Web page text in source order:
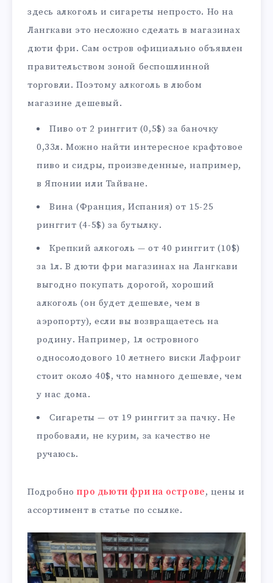
здесь алкоголь и сигареты непросто. Но на
Лангкави это несложно сделать в магазинах
дюти фри. Сам остров официально объявлен
правительством зоной беспошлинной
торговли. Поэтому алкоголь в любом
магазине дешевый.
Пиво от 2 ринггит (0,5$) за баночку
0,33л. Можно найти интересное крафтовое
пиво и сидры, произведенные, например,
в Японии или Тайване.
Вина (Франция, Испания) от 15-25
ринггит (4-5$) за бутылку.
Крепкий алкоголь — от 40 ринггит (10$)
за 1л. В дюти фри магазинах на Лангкави
выгодно покупать дорогой, хороший
алкоголь (он будет дешевле, чем в
аэропорту), если вы возвращаетесь на
родину. Например, 1л островного
односолодового 10 летнего виски Лафроиг
стоит около 40$, что намного дешевле, чем
у нас дома.
Сигареты — от 19 ринггит за пачку. Не
пробовали, не курим, за качество не
ручаюсь.
Подробнопро дьюти фри на острове, цены и
ассортимент в статье по ссылке.